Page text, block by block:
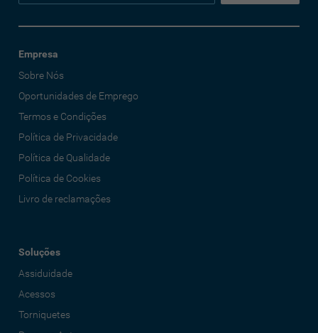
Empresa
Sobre Nós
Oportunidades de Emprego
Termos e Condições
Política de Privacidade
Política de Qualidade
Política de Cookies
Livro de reclamações
Soluções
Assiduidade
Acessos
Torniquetes